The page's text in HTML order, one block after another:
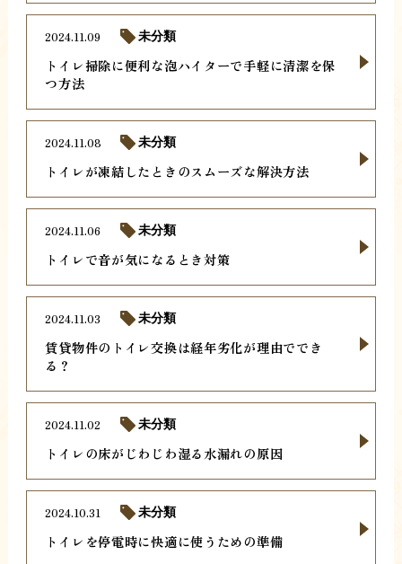
トイレ掃除に便利な泡ハイターで手軽に清潔を保
つ方法
2024.11.09 未分類
トイレが凍結したときのスムーズな解決方法
2024.11.08 未分類
トイレで音が気になるとき対策
2024.11.06 未分類
賃貸物件のトイレ交換は経年劣化が理由ででき
る？
2024.11.03 未分類
トイレの床がじわじわ湿る水漏れの原因
2024.11.02 未分類
トイレを停電時に快適に使うための準備
2024.10.31 未分類